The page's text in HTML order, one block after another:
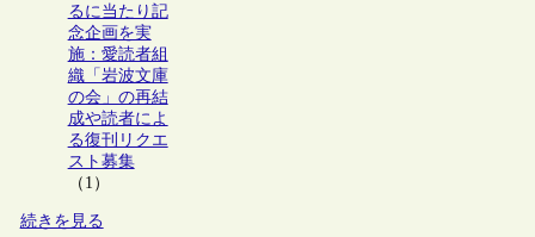
るに当たり記
念企画を実
施：愛読者組
織「岩波文庫
の会」の再結
成や読者によ
る復刊リクエ
スト募集
（1）
続きを見る